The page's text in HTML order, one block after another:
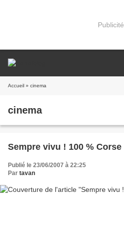
Publicité
Accueil » cinema
cinema
Sempre vivu ! 100 % Corse
Publié le 23/06/2007 à 22:25
Par tavan